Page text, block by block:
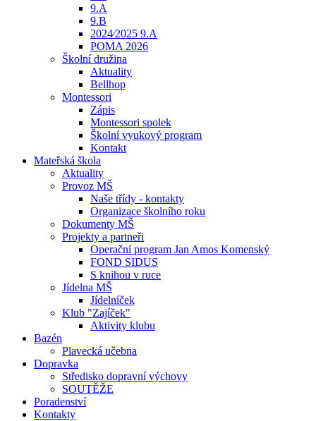
9.A
9.B
2024⁄2025 9.A
POMA 2026
Školní družina
Aktuality
Bellhop
Montessori
Zápis
Montessori spolek
Školní vyukový program
Kontakt
Mateřská škola
Aktuality
Provoz MŠ
Naše třídy - kontakty
Organizace školního roku
Dokumenty MŠ
Projekty a partneři
Operační program Jan Amos Komenský
FOND SIDUS
S knihou v ruce
Jídelna MŠ
Jídelníček
Klub "Zajíček"
Aktivity klubu
Bazén
Plavecká učebna
Dopravka
Středisko dopravní výchovy
SOUTĚŽE
Poradenství
Kontakty